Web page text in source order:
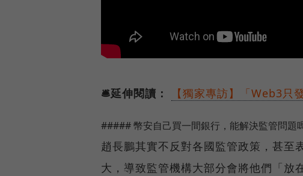
🛎️延伸閱讀： 【獨家專訪】「Web3只
##### 幣安自己買一間銀行，能解決監管問題
趙長鵬其實不反對各國監管政策，甚至
大，導致監管機構大部分會將他們「放